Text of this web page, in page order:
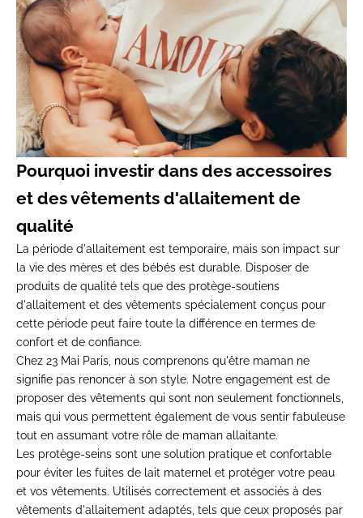
Pourquoi investir dans des accessoires
et des vêtements d'allaitement de
qualité
La période d'allaitement est temporaire, mais son impact sur
la vie des mères et des bébés est durable. Disposer de
produits de qualité tels que des protège-soutiens
d'allaitement et des vêtements spécialement conçus pour
cette période peut faire toute la différence en termes de
confort et de confiance.
Chez 23 Mai Paris, nous comprenons qu'être maman ne
signifie pas renoncer à son style. Notre engagement est de
proposer des vêtements qui sont non seulement fonctionnels,
mais qui vous permettent également de vous sentir fabuleuse
tout en assumant votre rôle de maman allaitante.
Les protège-seins sont une solution pratique et confortable
pour éviter les fuites de lait maternel et protéger votre peau
et vos vêtements. Utilisés correctement et associés à des
vêtements d'allaitement adaptés, tels que ceux proposés par